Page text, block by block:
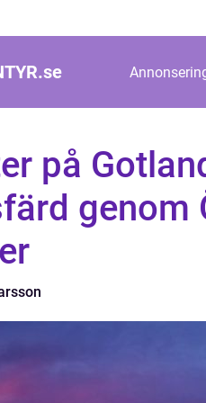
se
på
genom